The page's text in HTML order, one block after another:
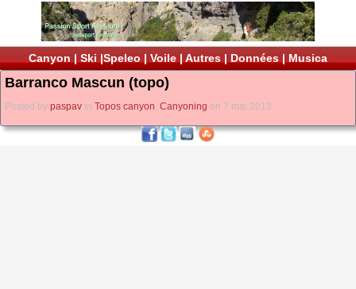
Canyon | Ski |Speleo | Voile | Autres | Données | Musica
Barranco Mascun (topo)
Posted by paspav in Topos canyon, Canyoning on 7 mai 2013